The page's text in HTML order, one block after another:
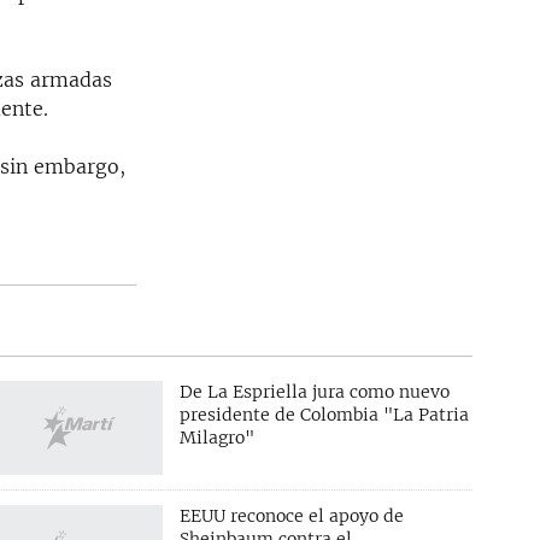
armadas
embargo,
De La Espriella jura como nuevo
presidente de Colombia "La Patria
Milagro"
EEUU reconoce el apoyo de